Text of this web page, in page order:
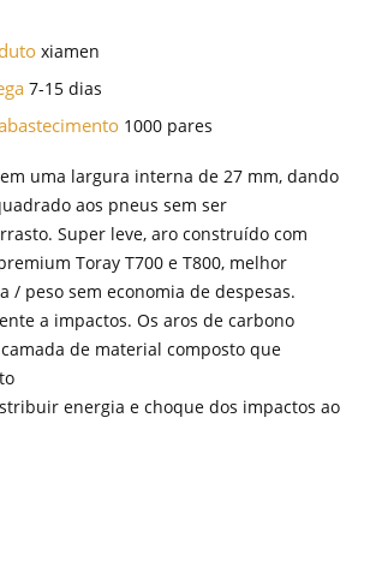
xiamen
7-15 dias
1000 pares
uma largura interna de 27 mm, dando
aos pneus sem ser
Super leve, aro construído com
Toray T700 e T800, melhor
/ peso sem economia de despesas.
a impactos. Os aros de carbono
de material composto que
energia e choque dos impactos ao